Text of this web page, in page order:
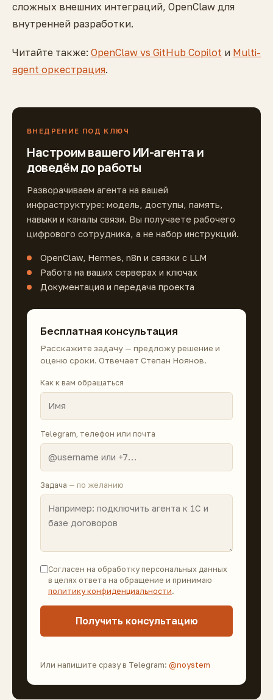
сложных внешних интеграций, OpenClaw для
внутренней разработки.
Читайте также: OpenClaw vs GitHub Copilot и Multi-
agent оркестрация.
ВНЕДРЕНИЕ ПОД КЛЮЧ
Настроим вашего ИИ-агента и
доведём до работы
Разворачиваем агента на вашей
инфраструктуре: модель, доступы, память,
навыки и каналы связи. Вы получаете рабочего
цифрового сотрудника, а не набор инструкций.
OpenClaw, Hermes, n8n и связки с LLM
Работа на ваших серверах и ключах
Документация и передача проекта
Бесплатная консультация
Расскажите задачу — предложу решение и
оценю сроки. Отвечает Степан Ноянов.
Как к вам обращаться
Telegram, телефон или почта
Задача — по желанию
Согласен на обработку персональных данных
в целях ответа на обращение и принимаю
политику конфиденциальности.
Получить консультацию
Или напишите сразу в Telegram: @noystem